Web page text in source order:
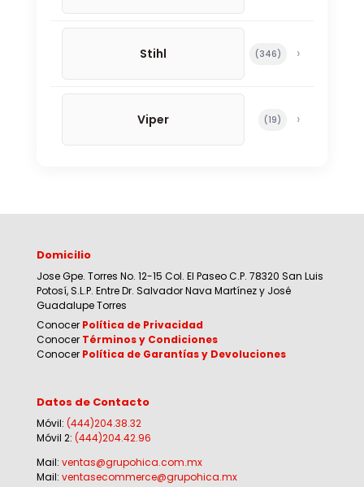
Stihl 346346 productos
Viper 1919 productos
Domicilio
Jose Gpe. Torres No. 12-15 Col. El Paseo C.P. 78320 San Luis
Potosí, S.L.P. Entre Dr. Salvador Nava Martínez y José
Guadalupe Torres
Conocer Política de Privacidad
Conocer Términos y Condiciones
Conocer Política de Garantías y Devoluciones
Datos de Contacto
Móvil: (444)204.38.32
Móvil 2: (444)204.42.96
Mail: ventas@grupohica.com.mx
Mail: ventasecommerce@grupohica.mx